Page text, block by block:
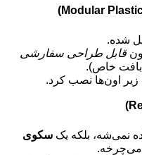
شده.
قابل طراحی سفارشی
بافت خاص).
اون‌ها نصب کرد.
نمی‌شه، بلکه یک سکوی
می‌چرخه.